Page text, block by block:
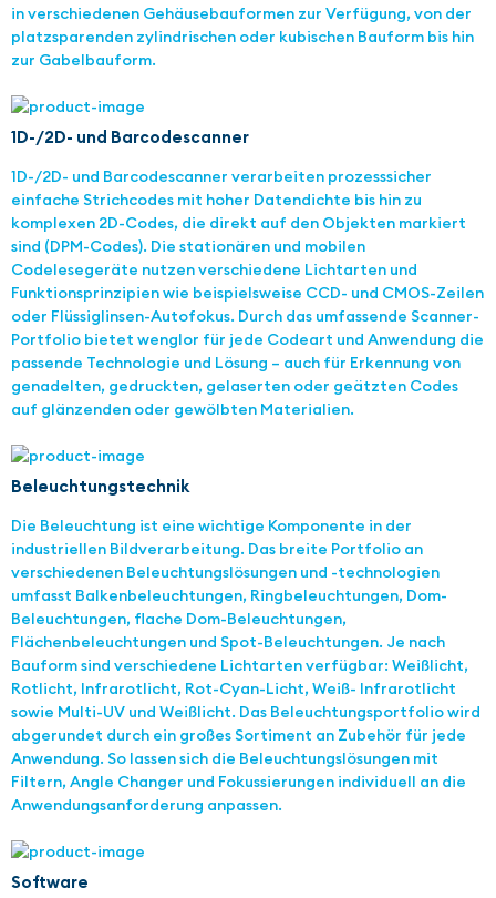
in verschiedenen Gehäusebauformen zur Verfügung, von der
platzsparenden zylindrischen oder kubischen Bauform bis hin
zur Gabelbauform.
1D-/2D- und Barcodescanner
1D-/2D- und Barcodescanner verarbeiten prozesssicher
einfache Strichcodes mit hoher Datendichte bis hin zu
komplexen 2D-Codes, die direkt auf den Objekten markiert
sind (DPM-Codes). Die stationären und mobilen
Codelesegeräte nutzen verschiedene Lichtarten und
Funktionsprinzipien wie beispielsweise CCD- und CMOS-Zeilen
oder Flüssiglinsen-Autofokus. Durch das umfassende Scanner-
Portfolio bietet wenglor für jede Codeart und Anwendung die
passende Technologie und Lösung – auch für Erkennung von
genadelten, gedruckten, gelaserten oder geätzten Codes
auf glänzenden oder gewölbten Materialien.
Beleuchtungstechnik
Die Beleuchtung ist eine wichtige Komponente in der
industriellen Bildverarbeitung. Das breite Portfolio an
verschiedenen Beleuchtungslösungen und -technologien
umfasst Balkenbeleuchtungen, Ringbeleuchtungen, Dom-
Beleuchtungen, flache Dom-Beleuchtungen,
Flächenbeleuchtungen und Spot-Beleuchtungen. Je nach
Bauform sind verschiedene Lichtarten verfügbar: Weißlicht,
Rotlicht, Infrarotlicht, Rot-Cyan-Licht, Weiß- Infrarotlicht
sowie Multi-UV und Weißlicht. Das Beleuchtungsportfolio wird
abgerundet durch ein großes Sortiment an Zubehör für jede
Anwendung. So lassen sich die Beleuchtungslösungen mit
Filtern, Angle Changer und Fokussierungen individuell an die
Anwendungsanforderung anpassen.
Software